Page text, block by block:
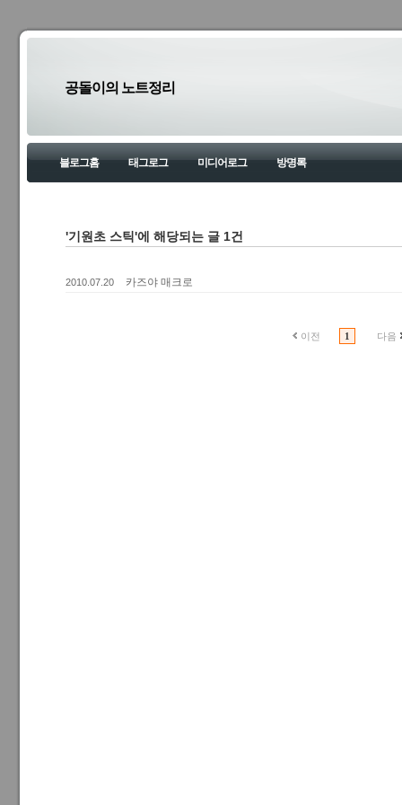
공돌이의 노트정리
블로그홈 태그로그 미디어로그 방명록
'기원초 스틱'에 해당되는 글 1건
2010.07.20 카즈야 매크로
이전 1 다음